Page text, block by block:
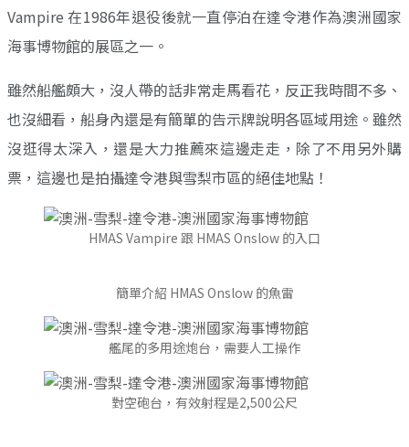
Vampire 在1986年退役後就一直停泊在達令港作為澳洲國家
海事博物館的展區之一。
雖然船艦頗大，沒人帶的話非常走馬看花，反正我時間不多、
也沒細看，船身內還是有簡單的告示牌說明各區域用途。雖然
沒逛得太深入，還是大力推薦來這邊走走，除了不用另外購
票，這邊也是拍攝達令港與雪梨市區的絕佳地點！
HMAS Vampire 跟 HMAS Onslow 的入口
簡單介紹 HMAS Onslow 的魚雷
艦尾的多用途炮台，需要人工操作
對空砲台，有效射程是2,500公尺